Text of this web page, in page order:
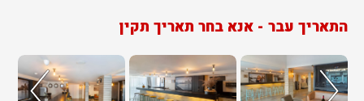
התאריך עבר - אנא בחר תאריך תקין
הוטלס
אליך
בשעות
הפעילות